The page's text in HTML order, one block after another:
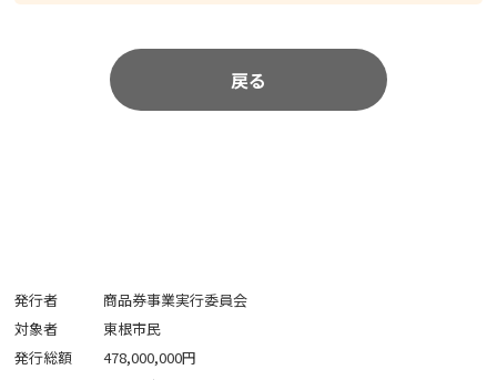
戻る
発行者
商品券事業実行委員会
対象者
東根市民
発行総額
478,000,000円